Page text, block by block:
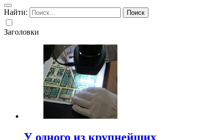
Найти:
Заголовки
У одного из крупнейших